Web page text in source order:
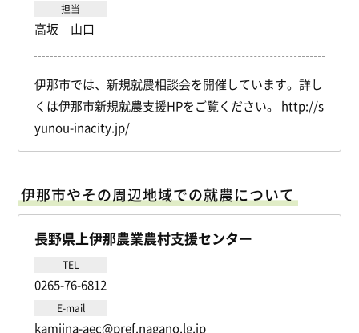
担当
高坂 山口
伊那市では、新規就農相談会を開催しています。詳し
くは伊那市新規就農支援HPをご覧ください。 http://s
yunou-inacity.jp/
伊那市やその周辺地域での就農について
長野県上伊那農業農村支援センター
TEL
0265-76-6812
E-mail
kamiina-aec@pref.nagano.lg.jp